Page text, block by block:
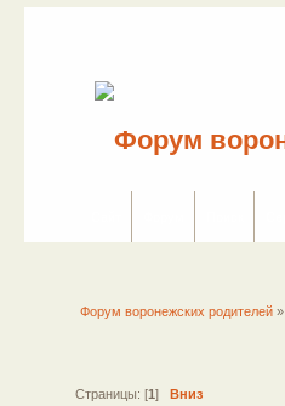
Форум воронежских родителей»
Страницы: [1 ] Вниз